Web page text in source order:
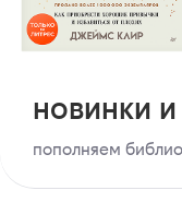
новинки
пополняем